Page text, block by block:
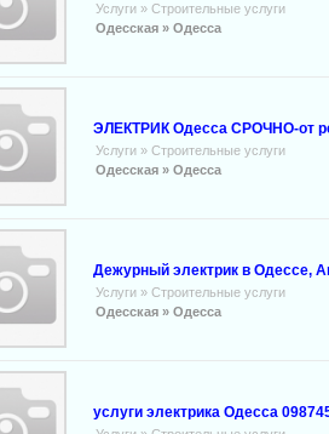
Услуги » Строительные услуги
Одесская » Одесса
ЭЛЕКТРИК Одесса СРОЧНО-от
Услуги » Строительные услуги
Одесская » Одесса
Дежурный электрик в Одессе,
Услуги » Строительные услуги
Одесская » Одесса
услуги электрика Одесса